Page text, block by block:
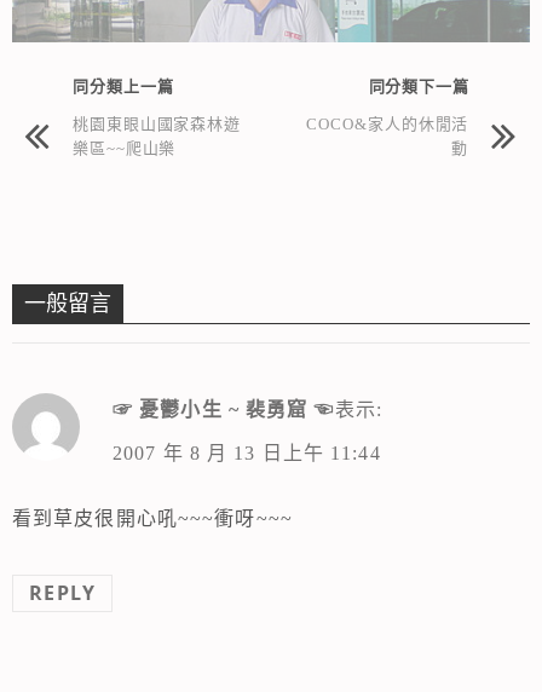
同分類上一篇
桃園東眼山國家森林遊
樂區~~爬山樂
同分類下一篇
COCO&家人的休閒活
動
一般留言
☞ 憂鬱小生 ~ 裴勇窟 ☜表示:
2007 年 8 月 13 日上午 11:44
看到草皮很開心吼~~~衝呀~~~
REPLY